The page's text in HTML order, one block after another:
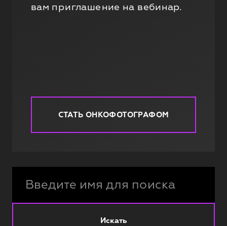
вам приглашение на вебинар.
СТАТЬ ОНКОФОТОГРАФОМ
Искать